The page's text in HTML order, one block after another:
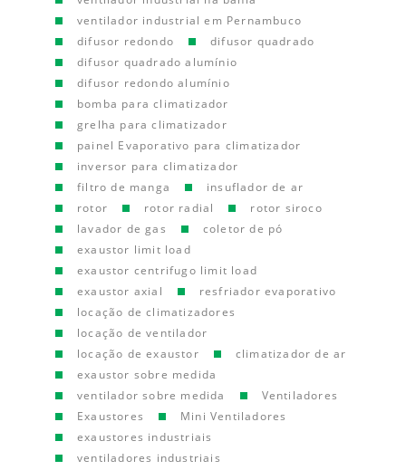
ventilador industrial em Pernambuco
difusor redondo
difusor quadrado
difusor quadrado alumínio
difusor redondo alumínio
bomba para climatizador
grelha para climatizador
painel Evaporativo para climatizador
inversor para climatizador
filtro de manga
insuflador de ar
rotor
rotor radial
rotor siroco
lavador de gas
coletor de pó
exaustor limit load
exaustor centrifugo limit load
exaustor axial
resfriador evaporativo
locação de climatizadores
locação de ventilador
locação de exaustor
climatizador de ar
exaustor sobre medida
ventilador sobre medida
Ventiladores
Exaustores
Mini Ventiladores
exaustores industriais
ventiladores industriais